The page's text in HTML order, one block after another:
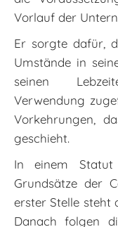
Vorlauf der
Er sorgte dafür,
Umstände in
seinen
Verwendung
Vorkehrungen,
geschieht.
In einem
Grundsätze der
erster Stelle steht
Danach folgen